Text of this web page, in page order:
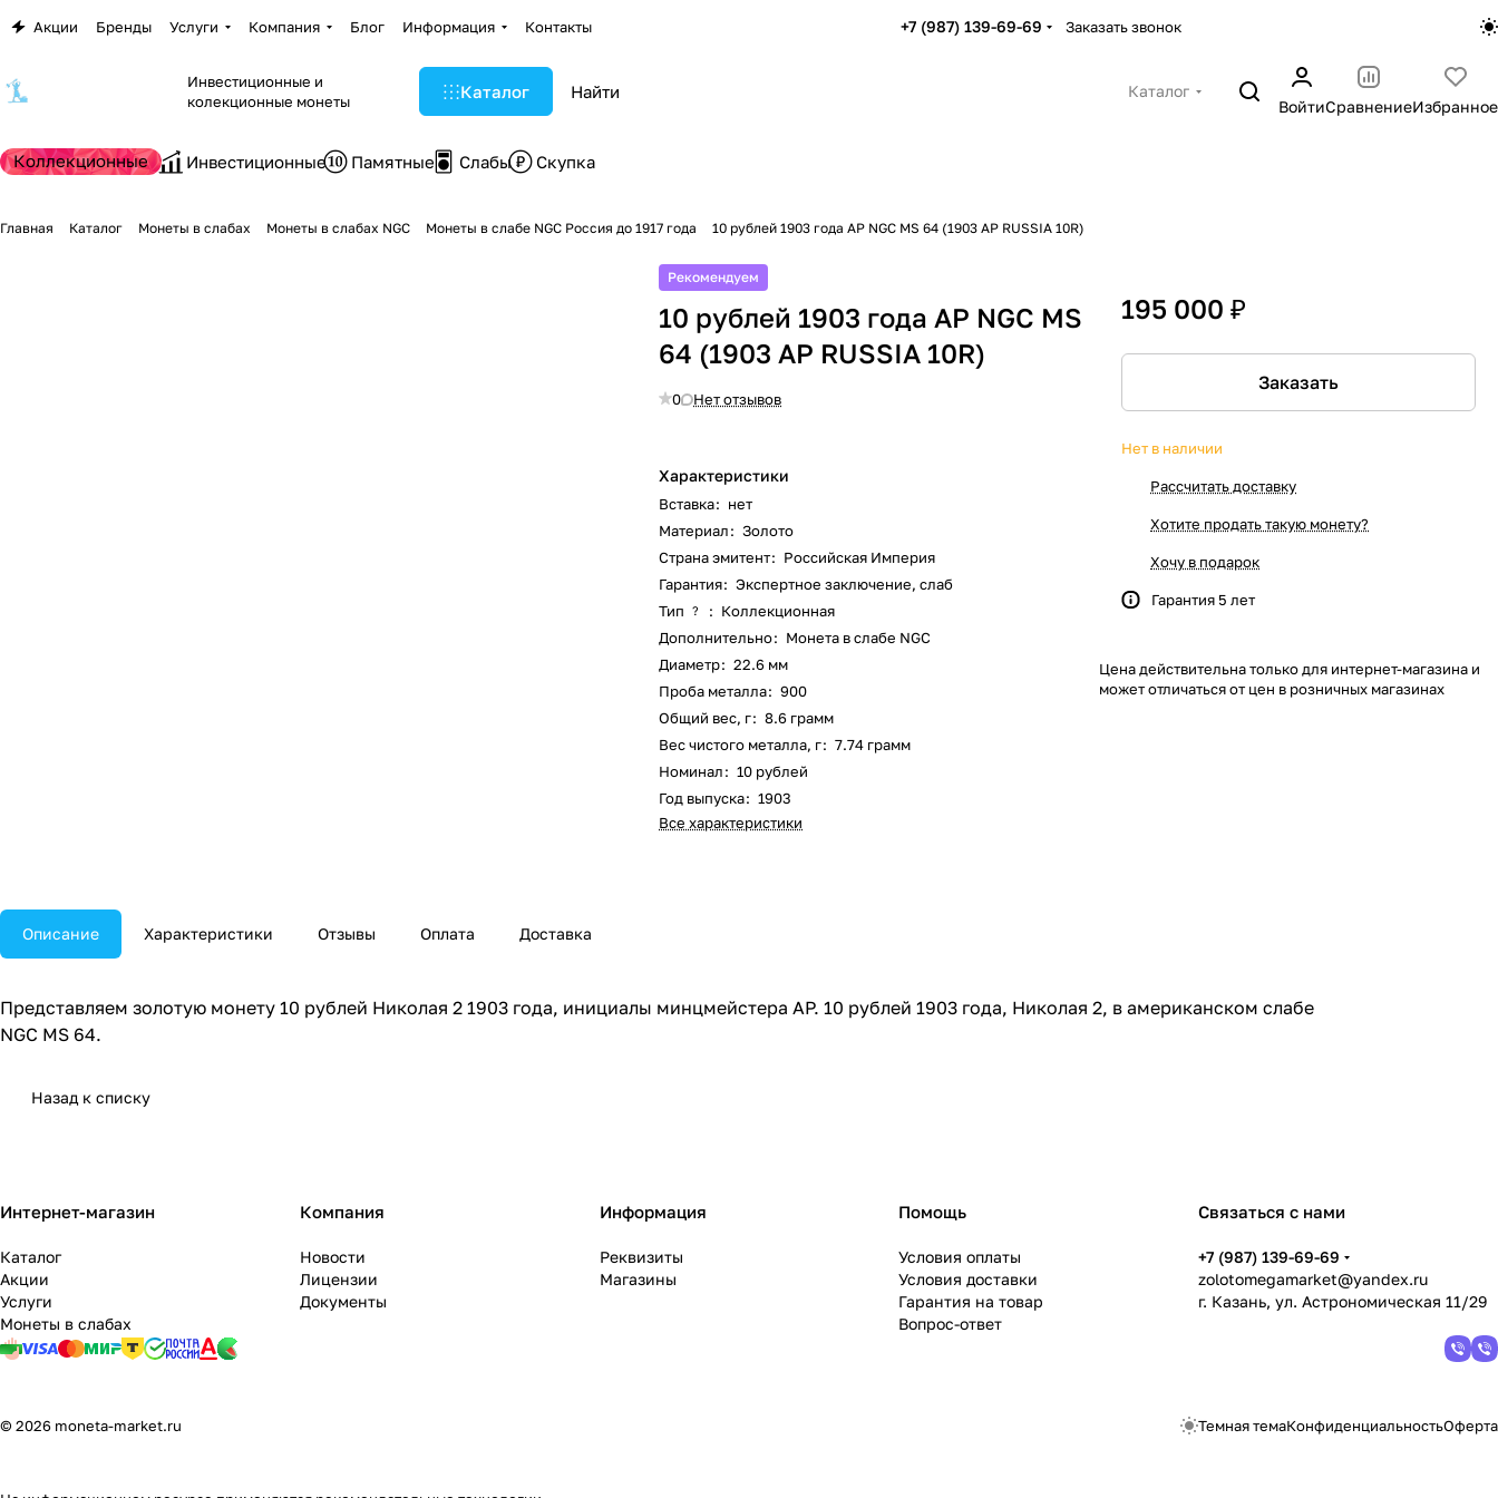
Акции Бренды Услуги Компания Блог Информация Контакты +7 (987) 139-69-69 Заказать звонок
Инвестиционные и
колекционные монеты
Каталог
Каталог
ВойтиСравнениеИзбранное
Коллекционные Инвестиционные Памятные Слабы Скупка
Главная Каталог Монеты в слабах Монеты в слабах NGC Монеты в слабе NGC Россия до 1917 года 10 рублей 1903 года АР NGC MS 64 (1903 AP RUSSIA 10R)
Рекомендуем
10 рублей 1903 года АР NGC MS
64 (1903 AP RUSSIA 10R)
0 Нет отзывов
Характеристики
Вставка: нет
Материал: Золото
Страна эмитент: Российская Империя
Гарантия: Экспертное заключение, слаб
Тип
? : Коллекционная
Дополнительно: Монета в слабе NGC
Диаметр: 22.6 мм
Проба металла: 900
Общий вес, г: 8.6 грамм
Вес чистого металла, г: 7.74 грамм
Номинал: 10 рублей
Год выпуска: 1903
Все характеристики
195 000 ₽
Заказать
Нет в наличии
Рассчитать доставку
Хотите продать такую монету?
Хочу в подарок
Гарантия 5 лет
Цена действительна только для интернет-магазина и
может отличаться от цен в розничных магазинах
Описание Характеристики Отзывы Оплата Доставка
Представляем золотую монету 10 рублей Николая 2 1903 года, инициалы минцмейстера АР. 10 рублей 1903 года, Николая 2, в американском слабе
NGC MS 64.
Назад к списку
Интернет-магазин
Каталог
Акции
Услуги
Монеты в слабах
Компания
Новости
Лицензии
Документы
Информация
Реквизиты
Магазины
Помощь
Условия оплаты
Условия доставки
Гарантия на товар
Вопрос-ответ
Связаться с нами
+7 (987) 139-69-69
zolotomegamarket@yandex.ru
г. Казань, ул. Астрономическая 11/29
© 2026 moneta-market.ru Темная темаКонфиденциальностьОферта